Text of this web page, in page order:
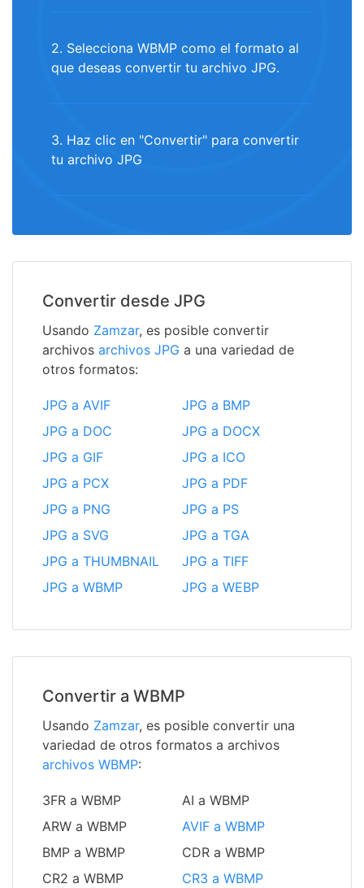
2. Selecciona WBMP como el formato al
que deseas convertir tu archivo JPG.
3. Haz clic en "Convertir" para convertir
tu archivo JPG
Convertir desde JPG
Usando Zamzar, es posible convertir
archivos archivos JPG a una variedad de
otros formatos:
JPG a AVIF
JPG a BMP
JPG a DOC
JPG a DOCX
JPG a GIF
JPG a ICO
JPG a PCX
JPG a PDF
JPG a PNG
JPG a PS
JPG a SVG
JPG a TGA
JPG a THUMBNAIL
JPG a TIFF
JPG a WBMP
JPG a WEBP
Convertir a WBMP
Usando Zamzar, es posible convertir una
variedad de otros formatos a archivos
archivos WBMP:
3FR a WBMP
AI a WBMP
ARW a WBMP
AVIF a WBMP
BMP a WBMP
CDR a WBMP
CR2 a WBMP
CR3 a WBMP